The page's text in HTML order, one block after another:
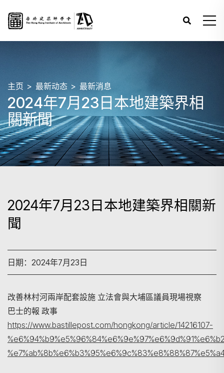
搜寻
主页 最新动态 最新消息
2024年7月23日本地建築界相
關新聞
2024年7月23日本地建築界相關新
聞
日期：2024年7月23日
改善林村河兩岸配套設施 立法會與大埔區議員現場視察
巴士的報 政事
https://www.bastillepost.com/hongkong/article/14216107-